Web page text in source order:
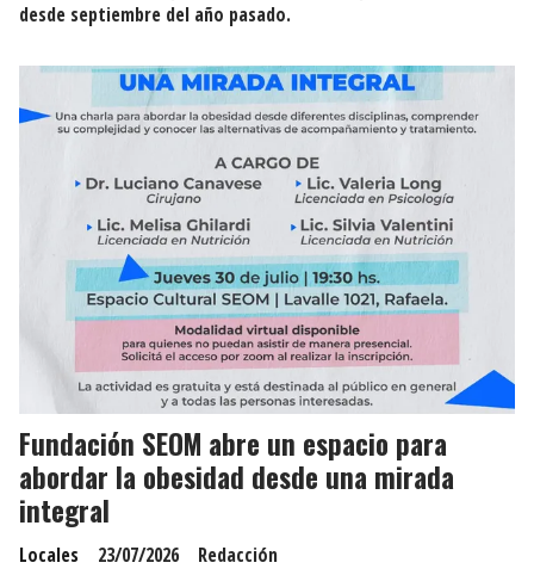
desde septiembre del año pasado.
Fundación SEOM abre un espacio para
abordar la obesidad desde una mirada
integral
Redacción
Locales
23/07/2026